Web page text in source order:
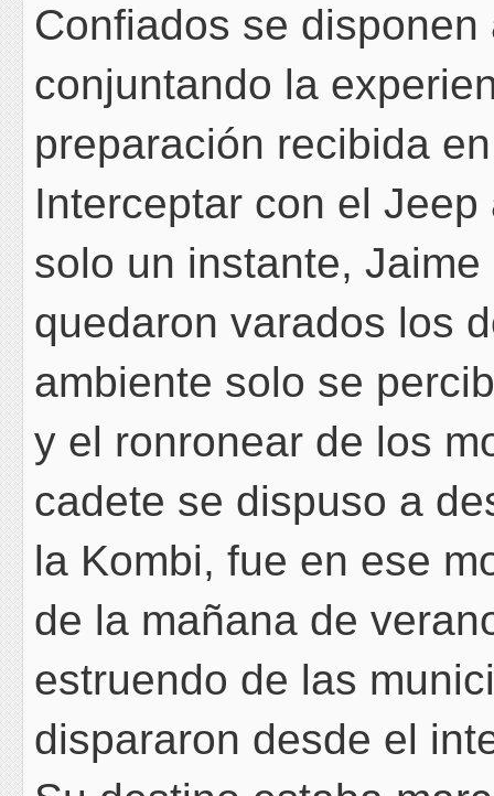
Confiados se
conjuntando la
preparación recibida
Interceptar con el
solo un instante,
quedaron varados los
ambiente solo se
y el ronronear de los
cadete se dispuso a
la Kombi, fue en ese
de la mañana de
estruendo de las
dispararon desde el